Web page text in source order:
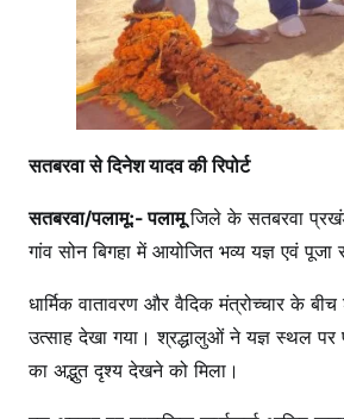
सतबरवा से दिनेश यादव की रिपोर्ट
सतबरवा/पलामू:- पलामूजिले के सतबरवा
गांव सोन बिगहा में आयोजित भव्य यज्ञ एवं पूजा
धार्मिक वातावरण और वैदिक मंत्रोच्चार के
उत्साह देखा गया। श्रद्धालुओं ने यज्ञ स्थल पर
का अद्भुत दृश्य देखने को मिला।